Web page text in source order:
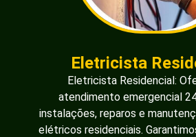
Eletricista
Eletricista Residencial:
atendimento emergencial
instalações, reparos e
elétricos residenciais.